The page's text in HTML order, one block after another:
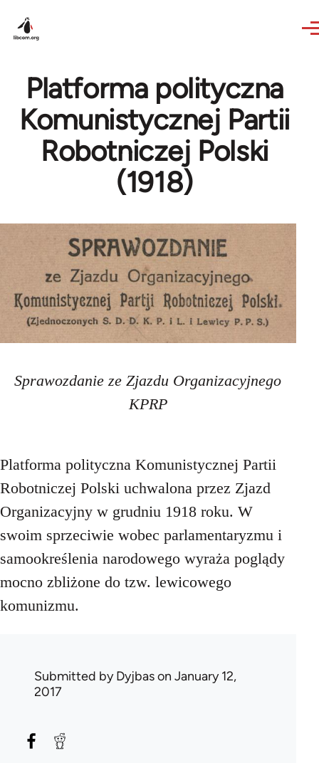
Platforma polityczna
Komunistycznej Partii
Robotniczej Polski
(1918)
Sprawozdanie ze Zjazdu Organizacyjnego
KPRP
Platforma polityczna Komunistycznej Partii
Robotniczej Polski uchwalona przez Zjazd
Organizacyjny w grudniu 1918 roku. W
swoim sprzeciwie wobec parlamentaryzmu i
samookreślenia narodowego wyraża poglądy
mocno zbliżone do tzw. lewicowego
komunizmu.
Submitted byDyjbason January 12,
2017